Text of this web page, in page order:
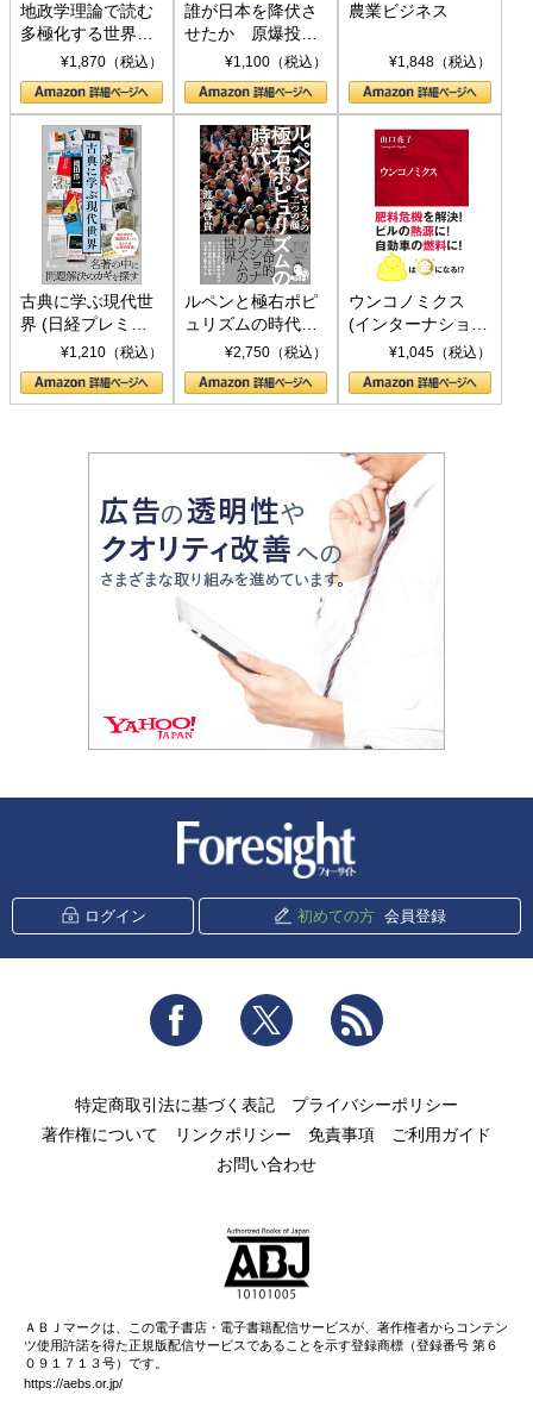
地政学理論で読む
多極化する世界：
トランプとBRICS
の挑戦
¥1,870（税込）
誰が日本を降伏さ
せたか 原爆投
下、ソ連参戦、そ
して聖断 (PHP新
書)
¥1,100（税込）
農業ビジネス
¥1,848（税込）
古典に学ぶ現代世
界 (日経プレミア
シリーズ)¥1,210（税込）
ルペンと極右ポピ
ュリズムの時代：
〈ヤヌス〉の二つ
の顔
¥2,750（税込）
ウンコノミクス
(インターナショナ
ル新書)¥1,045（税込）
ログイン 初めての方 会員登録
Facebook Twitter
特定商取引法に基づく表記
プライバシーポリシー
著作権について
リンクポリシー 免責事項
ご利用ガイド
お問い合わせ
ＡＢＪマークは、この電子書店・電子書籍配信サービスが、著作権者からコンテン
ツ使用許諾を得た正規版配信サービスであることを示す登録商標（登録番号 第６
０９１７１３号）です。
https://aebs.or.jp/